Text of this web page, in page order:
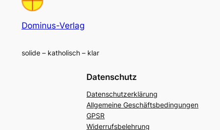
Dominus-Verlag
solide – katholisch – klar
Datenschutz
Datenschutzerklärung
Allgemeine Geschäftsbedingungen
GPSR
Widerrufsbelehrung